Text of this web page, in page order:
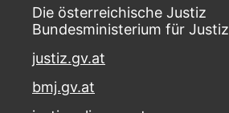
Die österreichische Justiz
Bundesministerium für Justiz
justiz.gv.at
bmj.gv.at